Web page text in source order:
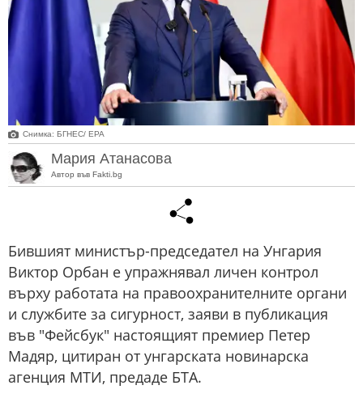
Снимка: БГНЕС/ EPA
Мария Атанасова
Автор във Fakti.bg
Бившият министър-председател на Унгария
Виктор Орбан е упражнявал личен контрол
върху работата на правоохранителните органи
и службите за сигурност, заяви в публикация
във "Фейсбук" настоящият премиер Петер
Мадяр, цитиран от унгарската новинарска
агенция МТИ, предаде БТА.